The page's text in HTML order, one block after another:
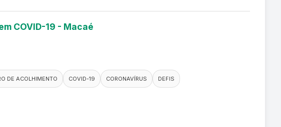
COVID-19 - Macaé
DE ACOLHIMENTO COVID-19 CORONAVÍRUS
DEFIS